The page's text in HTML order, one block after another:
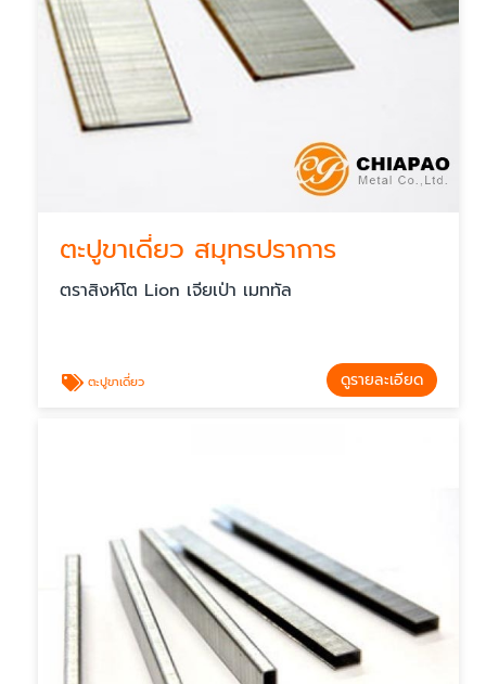
ตะปูขาเดี่ยว สมุทรปราการ
ตราสิงห์โต Lion เจียเป่า เมททัล
ตะปูขาเดี่ยว ดูรายละเอียด